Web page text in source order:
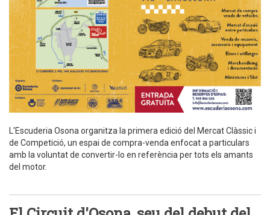
L'Escuderia Osona organitza la primera edició del Mercat Clàssic i
de Competició, un espai de compra-venda enfocat a particulars
amb la voluntat de convertir-lo en referència per tots els amants
del motor.